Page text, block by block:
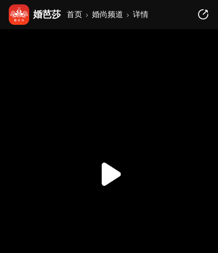
婚芭莎 首页 婚尚频道 详情